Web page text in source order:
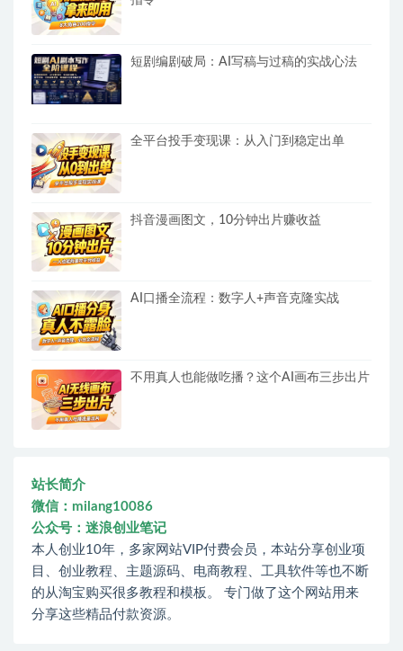
短剧编剧破局：AI写稿与过稿的实战心法
全平台投手变现课：从入门到稳定出单
抖音漫画图文，10分钟出片赚收益
AI口播全流程：数字人+声音克隆实战
不用真人也能做吃播？这个AI画布三步出片
站长简介
微信：milang10086
公众号：迷浪创业笔记
本人创业10年，多家网站VIP付费会员，本站分享创业项
目、创业教程、主题源码、电商教程、工具软件等也不断
的从淘宝购买很多教程和模板。 专门做了这个网站用来
分享这些精品付款资源。